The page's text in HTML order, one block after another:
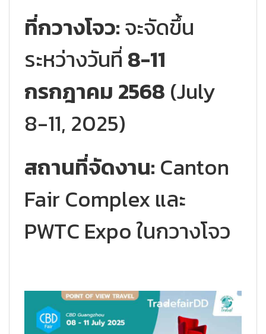
ที่กวางโจว:จะจัดขึ้น
ระหว่างวันที่ 8-11
กรกฎาคม 2568 (July
8-11, 2025)
สถานที่จัดงาน: Canton
Fair Complex และ
PWTC Expo ในกวางโจว